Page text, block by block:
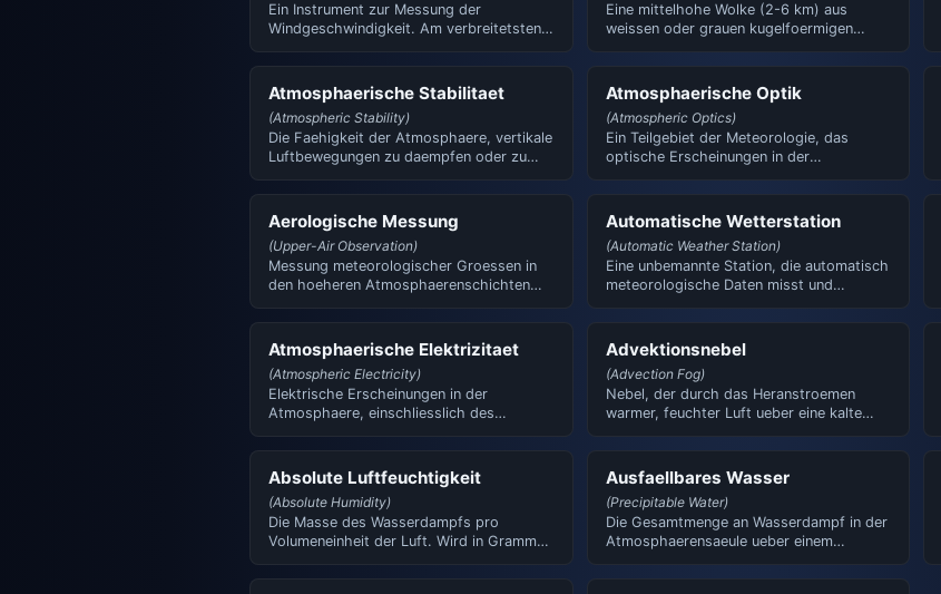
Ein Instrument zur Messung der
Windgeschwindigkeit. Am verbreitetsten
Eine mittelhohe Wolke (2-6 km) aus
weissen oder grauen kugelfoermigen
Atmosphaerische Stabilitaet
(Atmospheric Stability)
Die Faehigkeit der Atmosphaere, vertikale
Luftbewegungen zu daempfen oder zu
Atmosphaerische Optik
(Atmospheric Optics)
Ein Teilgebiet der Meteorologie, das
optische Erscheinungen in der
Aerologische Messung
(Upper-Air Observation)
Messung meteorologischer Groessen in
den hoeheren Atmosphaerenschichten
Automatische Wetterstation
(Automatic Weather Station)
Eine unbemannte Station, die automatisch
meteorologische Daten misst und
Atmosphaerische Elektrizitaet
(Atmospheric Electricity)
Elektrische Erscheinungen in der
Atmosphaere, einschliesslich des
Advektionsnebel
(Advection Fog)
Nebel, der durch das Heranstroemen
warmer, feuchter Luft ueber eine kalte
Absolute Luftfeuchtigkeit
(Absolute Humidity)
Die Masse des Wasserdampfs pro
Volumeneinheit der Luft. Wird in Gramm
Ausfaellbares Wasser
(Precipitable Water)
Die Gesamtmenge an Wasserdampf in der
Atmosphaerensaeule ueber einem